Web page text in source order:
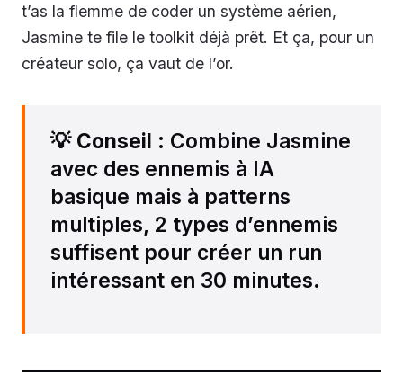
t’as la flemme de coder un système aérien,
Jasmine te file le toolkit déjà prêt. Et ça, pour un
créateur solo, ça vaut de l’or.
💡 Conseil : Combine Jasmine
avec des ennemis à IA
basique mais à patterns
multiples, 2 types d’ennemis
suffisent pour créer un run
intéressant en 30 minutes.